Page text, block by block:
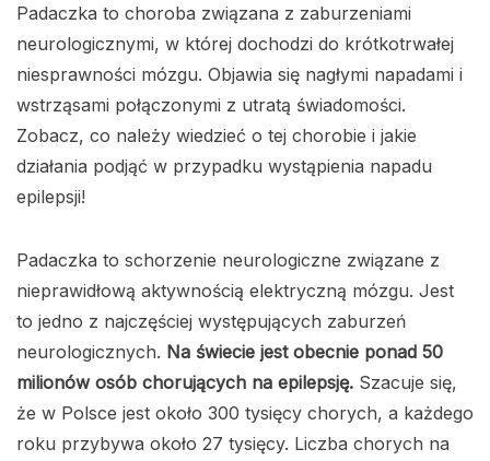
Padaczka to choroba związana z zaburzeniami
neurologicznymi, w której dochodzi do krótkotrwałej
niesprawności mózgu. Objawia się nagłymi napadami i
wstrząsami połączonymi z utratą świadomości.
Zobacz, co należy wiedzieć o tej chorobie i jakie
działania podjąć w przypadku wystąpienia napadu
epilepsji!
Padaczka to schorzenie neurologiczne związane z
nieprawidłową aktywnością elektryczną mózgu. Jest
to jedno z najczęściej występujących zaburzeń
neurologicznych. Na świecie jest obecnie ponad 50
milionów osób chorujących na epilepsję. Szacuje się,
że w Polsce jest około 300 tysięcy chorych, a każdego
roku przybywa około 27 tysięcy. Liczba chorych na